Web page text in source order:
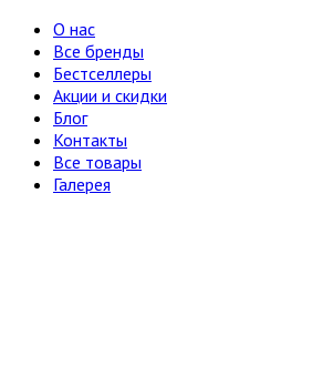
О нас
Все бренды
Бестселлеры
Акции и скидки
Блог
Контакты
Все товары
Галерея